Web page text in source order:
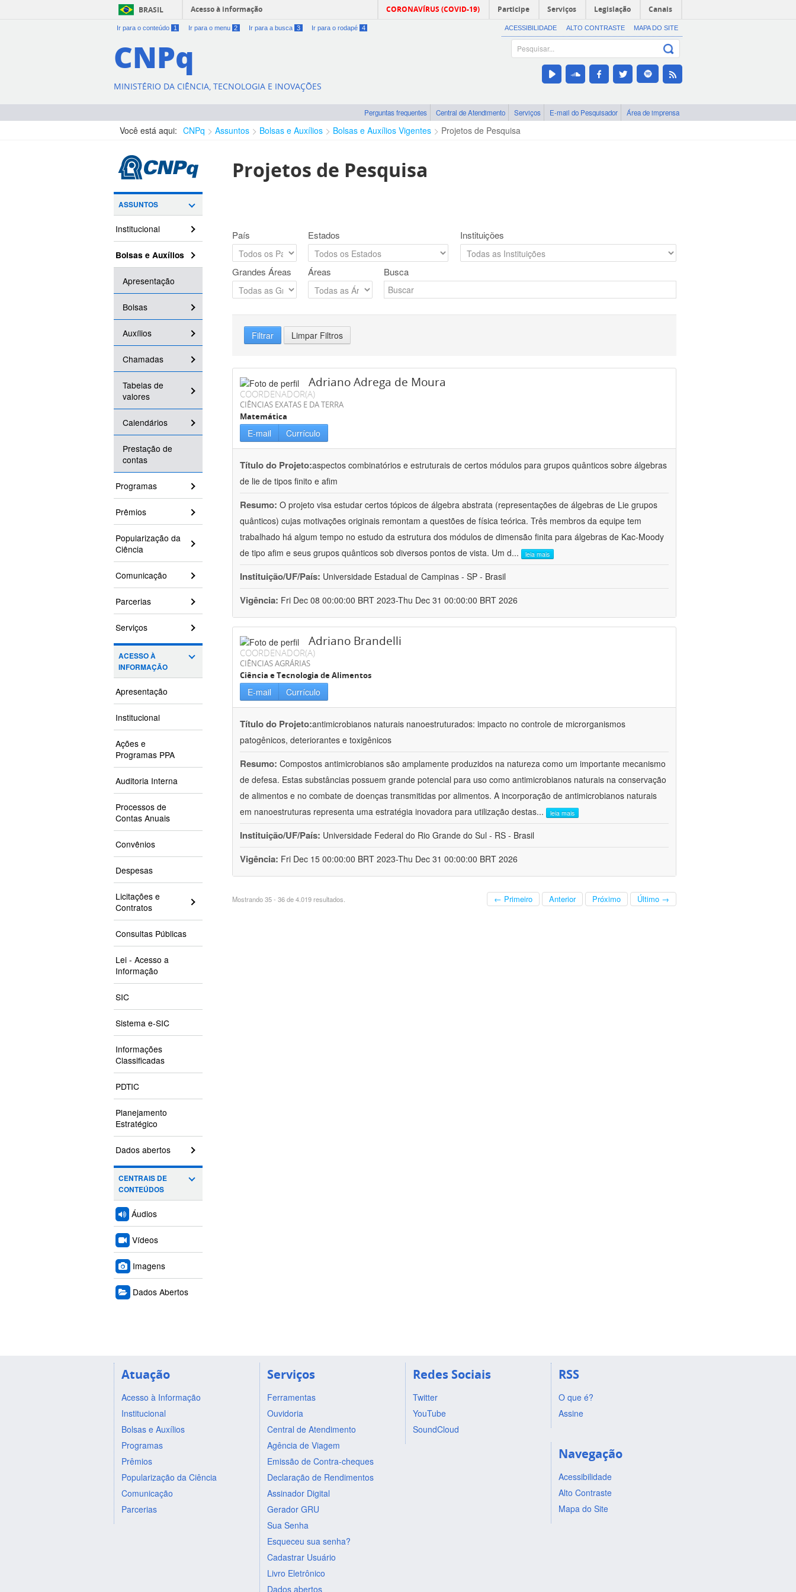
BRASIL Acesso à informação CORONAVÍRUS (COVID-19) Participe Serviços Legislação Canais
Ir para o conteúdo 1 Ir para o menu 2 Ir para a busca 3 Ir para o rodapé 4 ACESSIBILIDADE ALTO CONTRASTE MAPA DO SITE
CNPq
MINISTÉRIO DA CIÊNCIA, TECNOLOGIA E INOVAÇÕES
Perguntas frequentes Central de Atendimento Serviços E-mail do Pesquisador Área de imprensa
Você está aqui: CNPq Assuntos Bolsas e Auxílios Bolsas e Auxílios Vigentes Projetos de Pesquisa
ASSUNTOS
Institucional
Bolsas e Auxílios
Apresentação
Bolsas
Auxílios
Chamadas
Tabelas de
valores
Calendários
Prestação de
contas
Programas
Prêmios
Popularização da
Ciência
Comunicação
Parcerias
Serviços
ACESSO À
INFORMAÇÃO
Apresentação
Institucional
Ações e
Programas PPA
Auditoria Interna
Processos de
Contas Anuais
Convênios
Despesas
Licitações e
Contratos
Consultas Públicas
Lei - Acesso a
Informação
SIC
Sistema e-SIC
Informações
Classificadas
PDTIC
Planejamento
Estratégico
Dados abertos
CENTRAIS DE
CONTEÚDOS
Áudios
Vídeos
Imagens
Dados Abertos
Projetos de Pesquisa
País Estados Instituições
Grandes Áreas Áreas Busca
Filtrar Limpar Filtros
Adriano Adrega de Moura
COORDENADOR(A)
CIÊNCIAS EXATAS E DA TERRA
Matemática
E-mail Currículo
Título do Projeto:aspectos combinatórios e estruturais de certos módulos para grupos quânticos sobre álgebras
de lie de tipos finito e afim
Resumo: O projeto visa estudar certos tópicos de álgebra abstrata (representações de álgebras de Lie grupos
quânticos) cujas motivações originais remontam a questões de física teórica. Três membros da equipe tem
trabalhado há algum tempo no estudo da estrutura dos módulos de dimensão finita para álgebras de Kac-Moody
de tipo afim e seus grupos quânticos sob diversos pontos de vista. Um d... leia mais
Instituição/UF/País: Universidade Estadual de Campinas - SP - Brasil
Vigência: Fri Dec 08 00:00:00 BRT 2023-Thu Dec 31 00:00:00 BRT 2026
Adriano Brandelli
COORDENADOR(A)
CIÊNCIAS AGRÁRIAS
Ciência e Tecnologia de Alimentos
E-mail Currículo
Título do Projeto:antimicrobianos naturais nanoestruturados: impacto no controle de microrganismos
patogênicos, deteriorantes e toxigênicos
Resumo: Compostos antimicrobianos são amplamente produzidos na natureza como um importante mecanismo
de defesa. Estas substâncias possuem grande potencial para uso como antimicrobianos naturais na conservação
de alimentos e no combate de doenças transmitidas por alimentos. A incorporação de antimicrobianos naturais
em nanoestruturas representa uma estratégia inovadora para utilização destas... leia mais
Instituição/UF/País: Universidade Federal do Rio Grande do Sul - RS - Brasil
Vigência: Fri Dec 15 00:00:00 BRT 2023-Thu Dec 31 00:00:00 BRT 2026
Mostrando 35 - 36 de 4.019 resultados. ← Primeiro Anterior Próximo Último →
Atuação
Acesso à Informação
Institucional
Bolsas e Auxílios
Programas
Prêmios
Popularização da Ciência
Comunicação
Parcerias
Serviços
Ferramentas
Ouvidoria
Central de Atendimento
Agência de Viagem
Emissão de Contra-cheques
Declaração de Rendimentos
Assinador Digital
Gerador GRU
Sua Senha
Esqueceu sua senha?
Cadastrar Usuário
Livro Eletrônico
Dados abertos
Redes Sociais
Twitter
YouTube
SoundCloud
RSS
O que é?
Assine
Navegação
Acessibilidade
Alto Contraste
Mapa do Site